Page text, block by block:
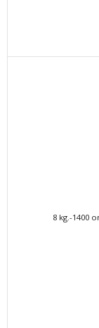
8 kg.-1400